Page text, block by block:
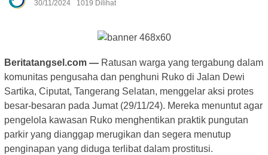
30/11/2024
1019 Dilihat
Beritatangsel.com — Ratusan warga yang tergabung dalam
komunitas pengusaha dan penghuni Ruko di Jalan Dewi
Sartika, Ciputat, Tangerang Selatan, menggelar aksi protes
besar-besaran pada Jumat (29/11/24). Mereka menuntut agar
pengelola kawasan Ruko menghentikan praktik pungutan
parkir yang dianggap merugikan dan segera menutup
penginapan yang diduga terlibat dalam prostitusi.